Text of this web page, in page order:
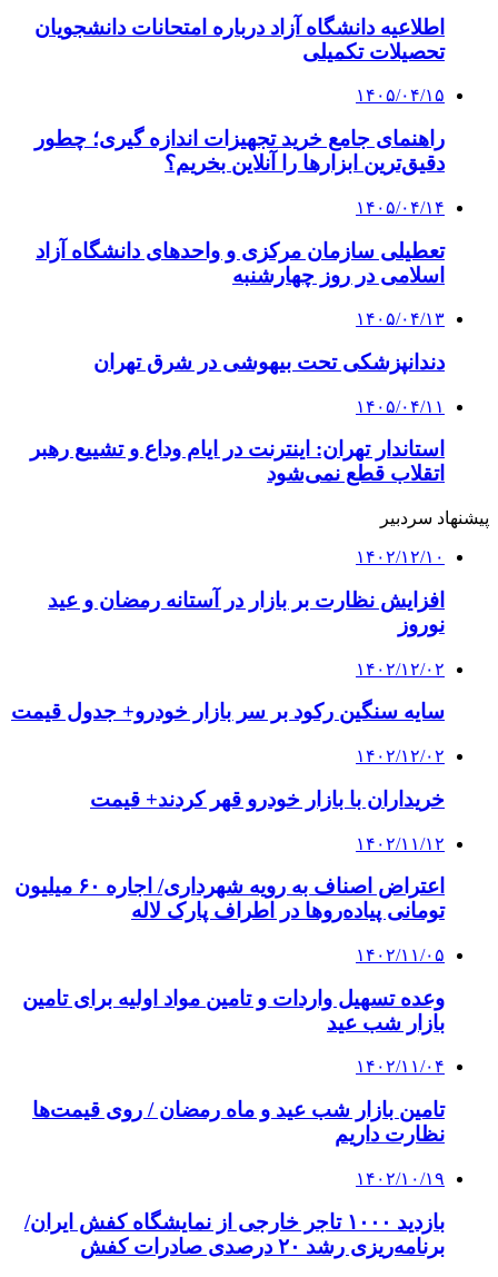
اطلاعیه دانشگاه آزاد درباره امتحانات دانشجویان
تحصیلات تکمیلی
۱۴۰۵/۰۴/۱۵
راهنمای جامع خرید تجهیزات اندازه گیری؛ چطور
دقیق‌ترین ابزارها را آنلاین بخریم؟
۱۴۰۵/۰۴/۱۴
تعطیلی سازمان مرکزی و واحدهای دانشگاه آزاد
اسلامی در روز چهارشنبه
۱۴۰۵/۰۴/۱۳
دندانپزشکی تحت بیهوشی در شرق تهران
۱۴۰۵/۰۴/۱۱
استاندار تهران: اینترنت در ایام وداع و تشییع رهبر
اتقلاب قطع نمی‌شود
پیشنهاد سردبیر
۱۴۰۲/۱۲/۱۰
افزایش نظارت بر بازار در آستانه رمضان و عید
نوروز
۱۴۰۲/۱۲/۰۲
سایه سنگین رکود بر سر بازار خودرو+ جدول قیمت
۱۴۰۲/۱۲/۰۲
خریداران با بازار خودرو قهر کردند+ قیمت
۱۴۰۲/۱۱/۱۲
اعتراض اصناف به رویه شهرداری/ اجاره ۶۰ میلیون
تومانی پیاده‌روها در اطراف پارک لاله
۱۴۰۲/۱۱/۰۵
وعده تسهیل واردات و تامین مواد اولیه برای تامین
بازار شب عید
۱۴۰۲/۱۱/۰۴
تامین بازار شب عید و ماه رمضان / روی قیمت‌ها
نظارت داریم
۱۴۰۲/۱۰/۱۹
بازدید ۱۰۰۰ تاجر خارجی از نمایشگاه کفش ایران/
برنامه‌ریزی رشد ٢٠ درصدی صادرات کفش